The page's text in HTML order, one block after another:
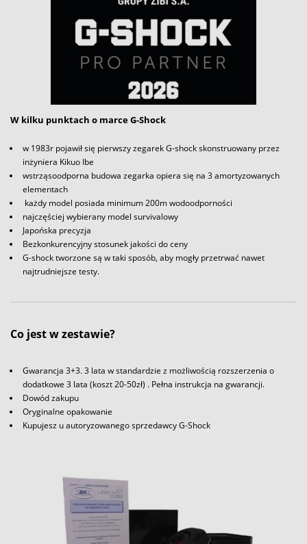
W kilku punktach o marce G-Shock
w 1983r pojawił się pierwszy zegarek G-shock skonstruowany przez
inżyniera Kikuo Ibe
wstrząsoodporna budowa zegarka opiera się na 3 amortyzowanych
elementach
każdy model posiada minimum 200m wodoodporności
najczęściej wybierany model survivalowy
Japońska precyzja
Bezkonkurencyjny stosunek jakości do ceny
G-shock tworzone są w taki sposób, aby mogły przetrwać nawet
najtrudniejsze testy.
Co jest w zestawie?
Gwarancja 3+3. 3 lata w standardzie z możliwością rozszerzenia o
dodatkowe 3 lata (koszt 20-50zł) . Pełna instrukcja na gwarancji.
Dowód zakupu
Oryginalne opakowanie
Kupujesz u autoryzowanego sprzedawcy G-Shock